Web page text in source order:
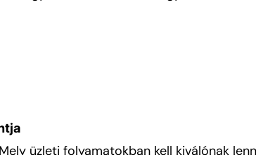
üzleti folyamatokban kell kiválónak